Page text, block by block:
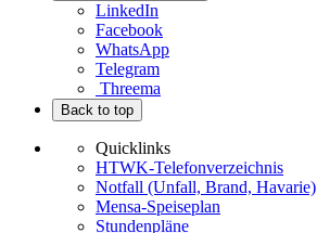
LinkedIn
Facebook
WhatsApp
Telegram
Threema
Back to top
Quicklinks
HTWK-Telefonverzeichnis
Notfall (Unfall, Brand, Havarie)
Mensa-Speiseplan
Stundenpläne